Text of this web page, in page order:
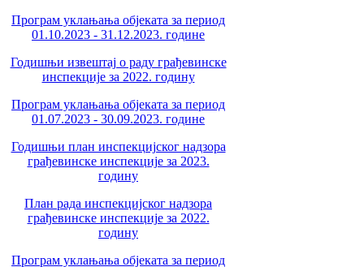
Програм уклањања објеката за период
01.10.2023 - 31.12.2023. године
Годишњи извештај о раду грађевинске
инспекције за 2022. годину
Програм уклањања објеката за период
01.07.2023 - 30.09.2023. године
Годишњи план инспекцијског надзора
грађевинске инспекције за 2023.
годину
План рада инспекцијског надзора
грађевинске инспекције за 2022.
годину
Програм уклањања објеката за период